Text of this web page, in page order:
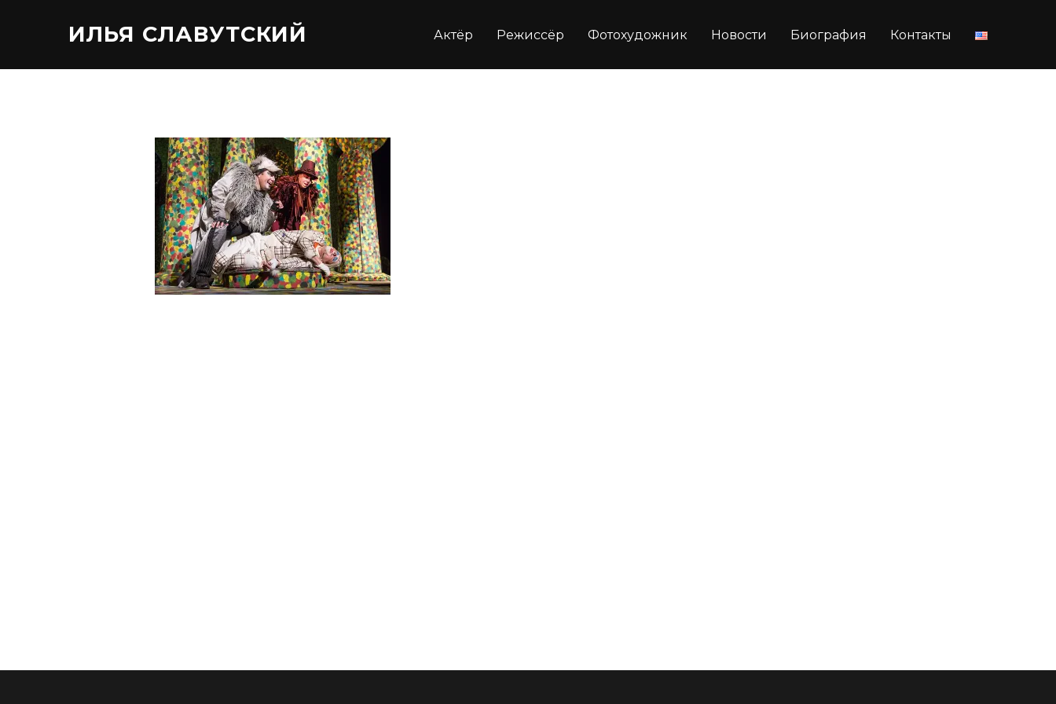
ИЛЬЯ СЛАВУТСКИЙ Актёр Режиссёр Фотохудожник Новости Биография Контакты